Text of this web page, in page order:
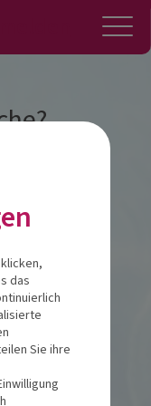
Konto
das
Sie ihre